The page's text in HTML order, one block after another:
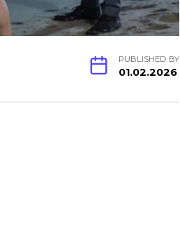
PUBLISHED BY
01.02.2026